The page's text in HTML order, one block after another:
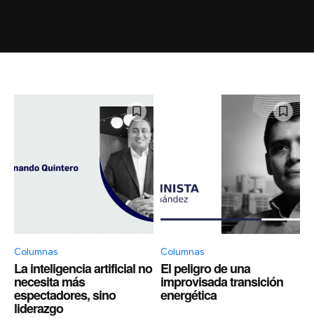
Columnas
La inteligencia artificial no
necesita más
espectadores, sino
liderazgo
Columnas
El peligro de una
improvisada transición
energética